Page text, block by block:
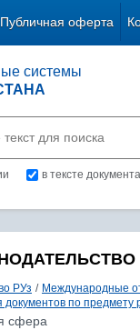
Публичная оферта
системы
в тексте документа
РУз / Международные
по предмету
сфера